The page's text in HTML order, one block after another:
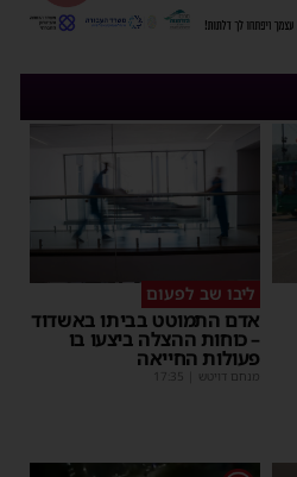
ליבו שב לפעום
אדם התמוטט בביתו באשדוד
– כוחות ההצלה ביצעו בו
פעולות החייאה
מנחם דויטש 17:35